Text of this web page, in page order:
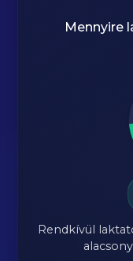
Mennyire
Rendkívül